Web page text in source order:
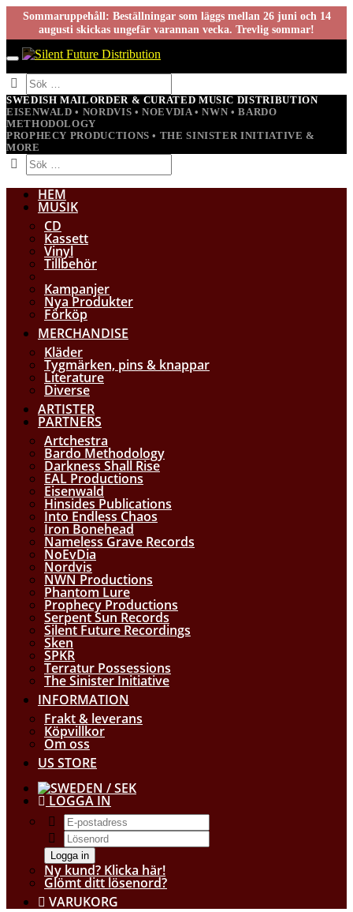
Sommaruppehåll: Beställningar som läggs mellan 26 juni och 14
augusti skickas ungefär varannan vecka. Trevlig sommar!
SWEDISH MAILORDER & CURATED MUSIC DISTRIBUTION
EISENWALD • NORDVIS • NOEVDIA • NWN • BARDO
METHODOLOGY
PROPHECY PRODUCTIONS • THE SINISTER INITIATIVE &
MORE
HEM
MUSIK
CD
Kassett
Vinyl
Tillbehör
Kampanjer
Nya Produkter
Förköp
MERCHANDISE
Kläder
Tygmärken, pins & knappar
Literature
Diverse
ARTISTER
PARTNERS
Artchestra
Bardo Methodology
Darkness Shall Rise
EAL Productions
Eisenwald
Hinsides Publications
Into Endless Chaos
Iron Bonehead
Nameless Grave Records
NoEvDia
Nordvis
NWN Productions
Phantom Lure
Prophecy Productions
Serpent Sun Records
Silent Future Recordings
Sken
SPKR
Terratur Possessions
The Sinister Initiative
INFORMATION
Frakt & leverans
Köpvillkor
Om oss
US STORE
/ SEK
LOGGA IN
Logga in
Ny kund? Klicka här!
Glömt ditt lösenord?
VARUKORG